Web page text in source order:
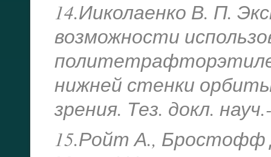
14.Ииколаенко В. П.
возможности
нижней стенки
зрения. Тез. докл.
15.Ройт А.,